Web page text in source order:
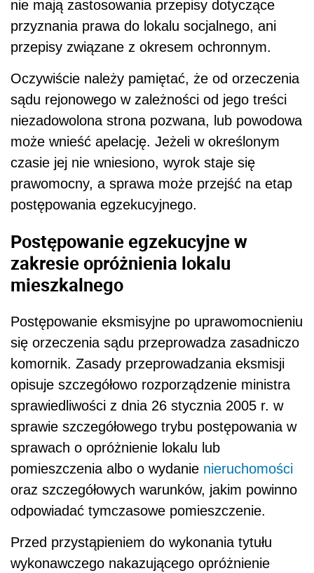
nie mają zastosowania przepisy dotyczące
przyznania prawa do lokalu socjalnego, ani
przepisy związane z okresem ochronnym.
Oczywiście należy pamiętać, że od orzeczenia
sądu rejonowego w zależności od jego treści
niezadowolona strona pozwana, lub powodowa
może wnieść apelację. Jeżeli w określonym
czasie jej nie wniesiono, wyrok staje się
prawomocny, a sprawa może przejść na etap
postępowania egzekucyjnego.
Postępowanie egzekucyjne w
zakresie opróżnienia lokalu
mieszkalnego
Postępowanie eksmisyjne po uprawomocnieniu
się orzeczenia sądu przeprowadza zasadniczo
komornik. Zasady przeprowadzania eksmisji
opisuje szczegółowo rozporządzenie ministra
sprawiedliwości z dnia 26 stycznia 2005 r. w
sprawie szczegółowego trybu postępowania w
sprawach o opróżnienie lokalu lub
pomieszczenia albo o wydanie nieruchomości
oraz szczegółowych warunków, jakim powinno
odpowiadać tymczasowe pomieszczenie.
Przed przystąpieniem do wykonania tytułu
wykonawczego nakazującego opróżnienie